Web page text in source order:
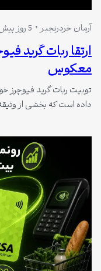
آرمان خردرنجبر 5 روز پیش
معکوس
توبیت ربات گرید فیوچرز
داده است که بخشی از
نسخه همچنین شامل
لحظه‌ای و قابلیت کپی